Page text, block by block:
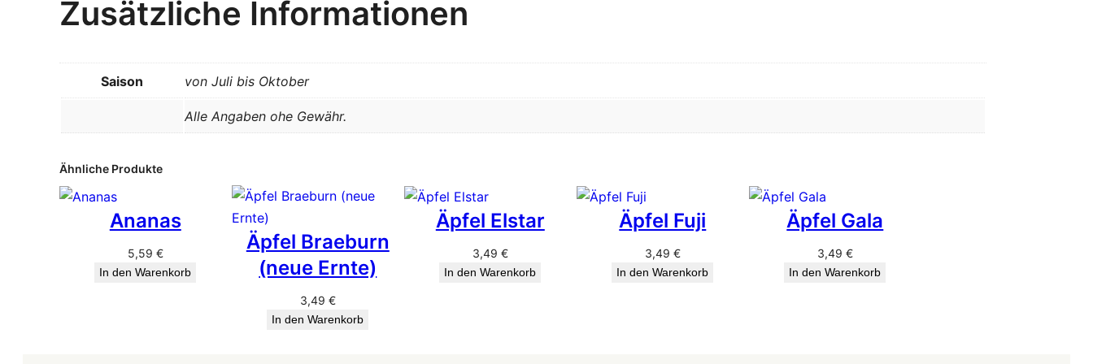
Zusätzliche Informationen
Saison von Juli bis Oktober
Alle Angaben ohe Gewähr.
Ähnliche Produkte
Ananas
5,59 €
In den Warenkorb
Äpfel Braeburn
(neue Ernte)
3,49 €
In den Warenkorb
Äpfel Elstar
3,49 €
In den Warenkorb
Äpfel Fuji
3,49 €
In den Warenkorb
Äpfel Gala
3,49 €
In den Warenkorb